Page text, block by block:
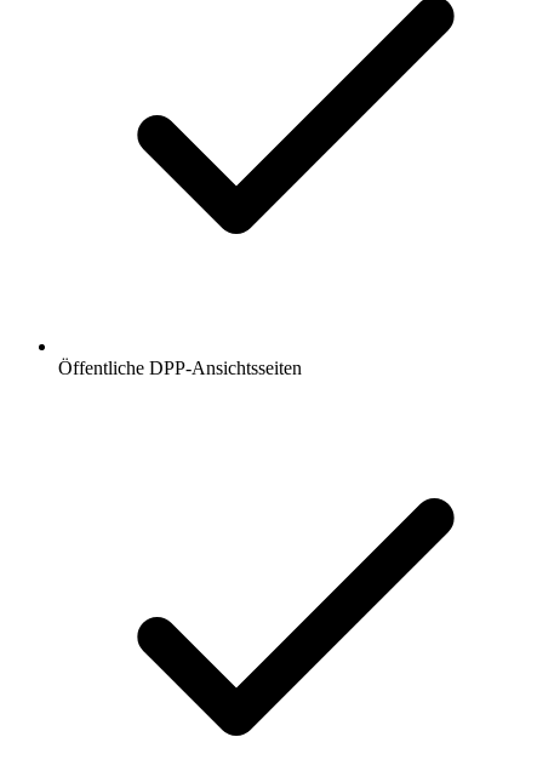
Öffentliche DPP-Ansichtsseiten